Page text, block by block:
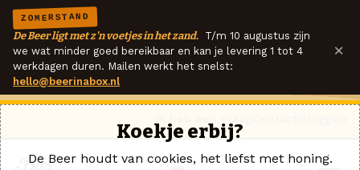
ZOMERSTAND
De Beer ligt met z'n voetjes in het zand. T/m 10 augustus zijn
we wat minder goed bereikbaar en kan je levering 1 tot 4
werkdagen duren. Mailen werkt het snelst:
hello@beerinabox.nl
×
Koekje erbij?
De Beer houdt van cookies, het liefst met honing.